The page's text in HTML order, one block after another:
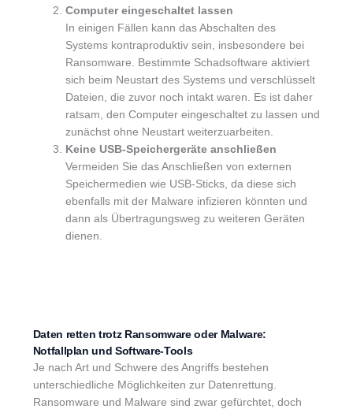
Computer eingeschaltet lassen
In einigen Fällen kann das Abschalten des
Systems kontraproduktiv sein, insbesondere bei
Ransomware. Bestimmte Schadsoftware aktiviert
sich beim Neustart des Systems und verschlüsselt
Dateien, die zuvor noch intakt waren. Es ist daher
ratsam, den Computer eingeschaltet zu lassen und
zunächst ohne Neustart weiterzuarbeiten.
Keine USB-Speichergeräte anschließen
Vermeiden Sie das Anschließen von externen
Speichermedien wie USB-Sticks, da diese sich
ebenfalls mit der Malware infizieren könnten und
dann als Übertragungsweg zu weiteren Geräten
dienen.
Daten retten trotz Ransomware oder Malware:
Notfallplan und Software-Tools
Je nach Art und Schwere des Angriffs bestehen
unterschiedliche Möglichkeiten zur Datenrettung.
Ransomware und Malware sind zwar gefürchtet, doch